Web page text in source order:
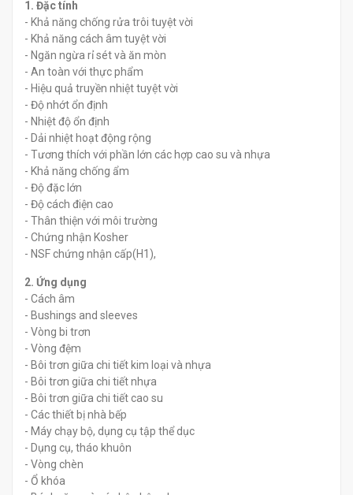
1. Đặc tính
- Khả năng chống rửa trôi tuyệt vời
- Khả năng cách âm tuyệt vời
- Ngăn ngừa rỉ sét và ăn mòn
- An toàn với thực phẩm
- Hiệu quả truyền nhiệt tuyệt vời
- Độ nhớt ổn định
- Nhiệt độ ổn định
- Dải nhiệt hoạt động rộng
- Tương thích với phần lớn các hợp cao su và nhựa
- Khả năng chống ẩm
- Độ đặc lớn
- Độ cách điện cao
- Thân thiện với môi trường
- Chứng nhận Kosher
- NSF chứng nhận cấp(H1),
2. Ứng dụng
- Cách âm
- Bushings and sleeves
- Vòng bi trơn
- Vòng đệm
- Bôi trơn giữa chi tiết kim loại và nhựa
- Bôi trơn giữa chi tiết nhựa
- Bôi trơn giữa chi tiết cao su
- Các thiết bị nhà bếp
- Máy chạy bộ, dụng cụ tập thể dục
- Dụng cụ, tháo khuôn
- Vòng chèn
- Ổ khóa